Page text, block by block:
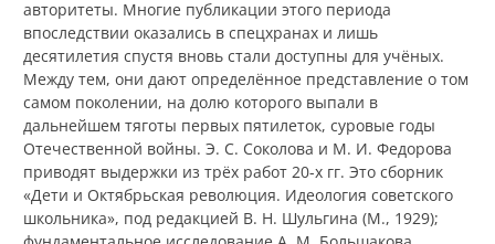
авторитеты. Многие публикации этого периода
впоследствии оказались в спецхранах и лишь
десятилетия спустя вновь стали доступны для учёных.
Между тем, они дают определённое представление о том
самом поколении, на долю которого выпали в
дальнейшем тяготы первых пятилеток, суровые годы
Отечественной войны. Э. С. Соколова и М. И. Федорова
приводят выдержки из трёх работ 20-х гг. Это сборник
«Дети и Октябрьская революция. Идеология советского
школьника», под редакцией В. Н. Шульгина (М., 1929);